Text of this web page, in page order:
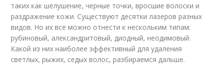
таких как шелушение, черные точки, вросшие волоски и
раздражение кожи. Существуют десятки лазеров разных
видов. Но их все можно отнести к нескольким типам:
рубиновый, александритовый, диодный, неодимовый.
Какой из них наиболее эффективный для удаления
светлых, рыжих, седых волос, разбираемся дальше.